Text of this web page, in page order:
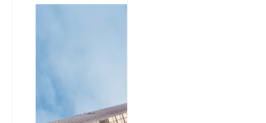
visual dan fungsional,
mulai dari konsep...